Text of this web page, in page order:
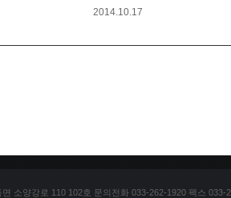
2014.10.17
소양강로 110 102호 문의전화 033-262-1920 팩스 033-